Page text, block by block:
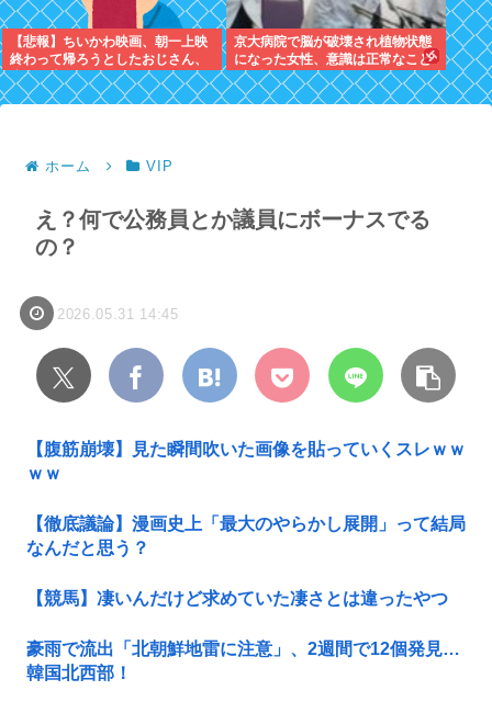
【悲報】ちいかわ映画、朝一上映
終わって帰ろうとしたおじさん、
少女に声をかけられ…
京大病院で脳が破壊され植物状態
になった女性、意識は正常なこと
が確認されおわる
ホーム VIP
え？何で公務員とか議員にボーナスでる
の？
2026.05.31 14:45
【腹筋崩壊】見た瞬間吹いた画像を貼っていくスレｗｗ
ｗｗ
【徹底議論】漫画史上「最大のやらかし展開」って結局
なんだと思う？
【競馬】凄いんだけど求めていた凄さとは違ったやつ
豪雨で流出「北朝鮮地雷に注意」、2週間で12個発見…
韓国北西部！